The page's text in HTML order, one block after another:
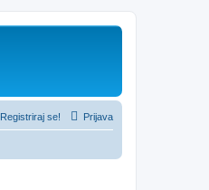
Prijava
Registriraj se!